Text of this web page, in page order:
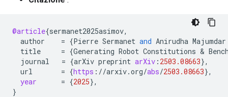
@article{sermanet2025asimov,
author
= {Pierre Sermanet and Anirudha Majumdar
title
= {Generating Robot Constitutions &
journal
= {arXiv preprint arXiv : 2503.08663},
url
= {https : //arxiv.org/abs/2503.08663},
year
= {2025},
}